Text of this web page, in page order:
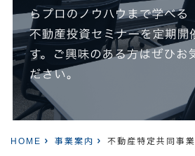
HOME 事業案内 不動産特定共同事業